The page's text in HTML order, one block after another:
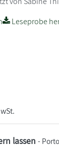
Leseprobe
lassen -